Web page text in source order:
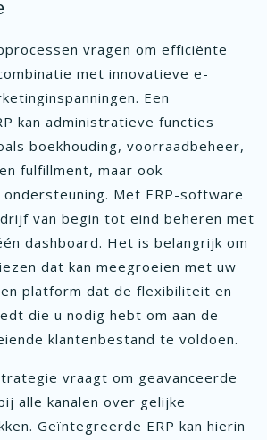
vragen om efficiënte
met innovatieve e-
Een
kan administratieve functies
boekhouding, voorraadbeheer,
fulfillment, maar ook
Met ERP-software
van begin tot eind beheren met
dashboard. Het is belangrijk om
dat kan meegroeien met uw
platform dat de flexibiliteit en
die u nodig hebt om aan de
klantenbestand te voldoen.
vraagt om geavanceerde
alle kanalen over gelijke
Geïntegreerde ERP kan hierin